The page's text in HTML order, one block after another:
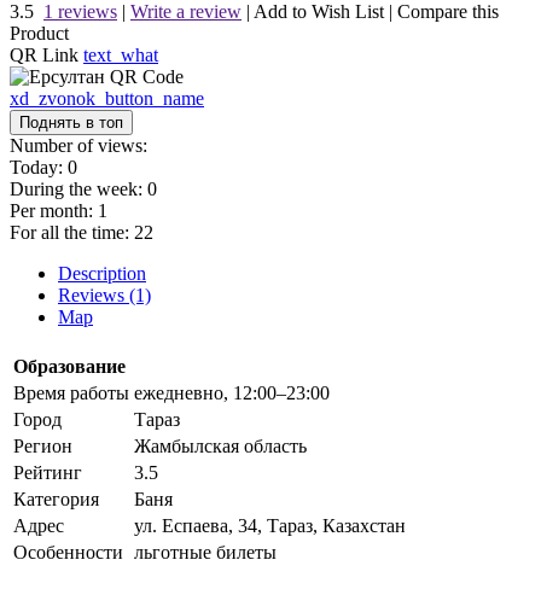
3.5 1 reviews | Write a review | Add to Wish List | Compare this
Product
QR Link text_what
xd_zvonok_button_name
Поднять в топ
Number of views:
Today: 0
During the week: 0
Per month: 1
For all the time: 22
Description
Reviews (1)
Map
Образование
Время работы ежедневно, 12:00–23:00
Город
Тараз
Регион
Жамбылская область
Рейтинг
3.5
Категория
Баня
Адрес
ул. Еспаева, 34, Тараз, Казахстан
Особенности льготные билеты